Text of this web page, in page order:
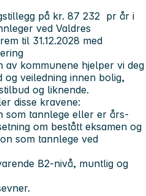
på kr. 87 232 pr år i
ved Valdres
til 31.12.2028 med
kommunene hjelper vi deg
og veiledning innen bolig,
og liknende.
disse kravene:
som tannlege eller er års-
om bestått eksamen og
som tannlege ved
B2-nivå, muntlig og